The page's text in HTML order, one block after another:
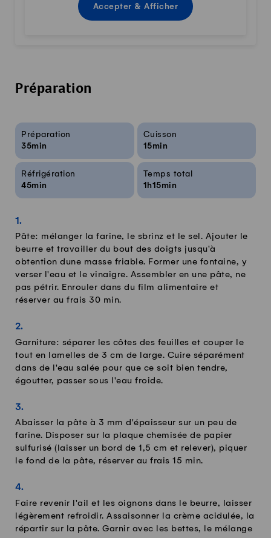
Accepter & Afficher
Préparation
Infos sur la recette
Préparation
35min
Cuisson
15min
Réfrigération
45min
Temps total
1h15min
Pâte: mélanger la farine, le sbrinz et le sel. Ajouter le
beurre et travailler du bout des doigts jusqu'à
obtention dune masse friable. Former une fontaine, y
verser l'eau et le vinaigre. Assembler en une pâte, ne
pas pétrir. Enrouler dans du film alimentaire et
réserver au frais 30 min.
Garniture: séparer les côtes des feuilles et couper le
tout en lamelles de 3 cm de large. Cuire séparément
dans de l'eau salée pour que ce soit bien tendre,
égoutter, passer sous l'eau froide.
Abaisser la pâte à 3 mm d'épaisseur sur un peu de
farine. Disposer sur la plaque chemisée de papier
sulfurisé (laisser un bord de 1,5 cm et relever), piquer
le fond de la pâte, réserver au frais 15 min.
Faire revenir l'ail et les oignons dans le beurre, laisser
légèrement refroidir. Assaisonner la crème acidulée, la
répartir sur la pâte. Garnir avec les bettes, le mélange